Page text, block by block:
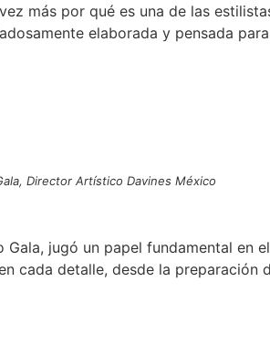
más por qué es una de las
elaborada y pensada
Director Artístico Davines México
jugó un papel fundamental en
cada detalle, desde la preparación